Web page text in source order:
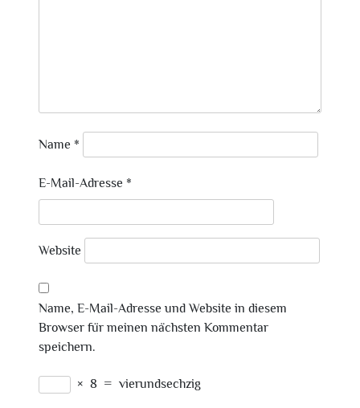
Name *
E-Mail-Adresse *
Website
Name, E-Mail-Adresse und Website in diesem
Browser für meinen nächsten Kommentar
speichern.
× 8 = vierundsechzig